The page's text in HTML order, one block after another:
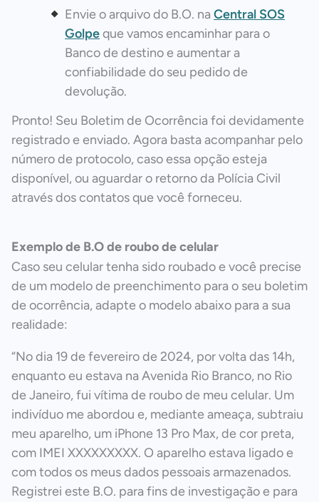
Envie o arquivo do B.O. na Central SOS
Golpeque vamos encaminhar para o
Banco de destino e aumentar a
confiabilidade do seu pedido de
devolução.
Pronto! Seu Boletim de Ocorrência foi devidamente
registrado e enviado. Agora basta acompanhar pelo
número de protocolo, caso essa opção esteja
disponível, ou aguardar o retorno da Polícia Civil
através dos contatos que você forneceu.
Exemplo de B.O de roubo de celular
Caso seu celular tenha sido roubado e você precise
de um modelo de preenchimento para o seu boletim
de ocorrência, adapte o modelo abaixo para a sua
realidade:
“No dia 19 de fevereiro de 2024, por volta das 14h,
enquanto eu estava na Avenida Rio Branco, no Rio
de Janeiro, fui vítima de roubo de meu celular. Um
indivíduo me abordou e, mediante ameaça, subtraiu
meu aparelho, um iPhone 13 Pro Max, de cor preta,
com IMEI XXXXXXXXX. O aparelho estava ligado e
com todos os meus dados pessoais armazenados.
Registrei este B.O. para fins de investigação e para